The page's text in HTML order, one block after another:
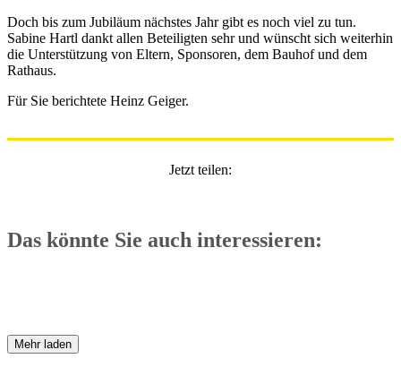
Doch bis zum Jubiläum nächstes Jahr gibt es noch viel zu tun.
Sabine Hartl dankt allen Beteiligten sehr und wünscht sich weiterhin
die Unterstützung von Eltern, Sponsoren, dem Bauhof und dem
Rathaus.
Für Sie berichtete Heinz Geiger.
Jetzt teilen:
Das könnte Sie auch interessieren:
Mehr laden